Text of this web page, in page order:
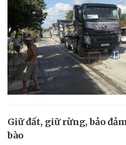
Giữ đất, giữ rừng, bảo
bào